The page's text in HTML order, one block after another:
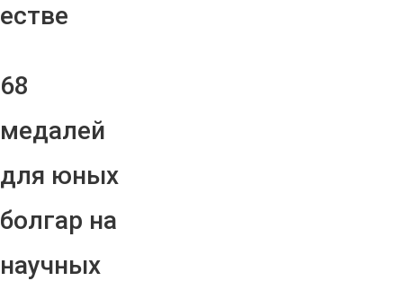
естве
68
медалей
для юных
болгар на
научных